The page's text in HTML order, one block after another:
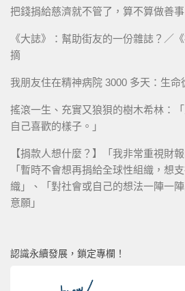
把錢捐給慈濟就不管了，算不算做善事
《大誌》：幫助街友的一份雜誌？／
摘
我朋友住在精神病院 3000 多天：生
搖滾一生、充實又狼狽的樹木希林：
自己喜歡的樣子。」
【捐款人想什麼？】「我非常重視財
「暫時不會想再捐給全球性組織，想
織」、「對社會或自己的想法一陣一
意願」
認識永續發展，鎖定專欄！